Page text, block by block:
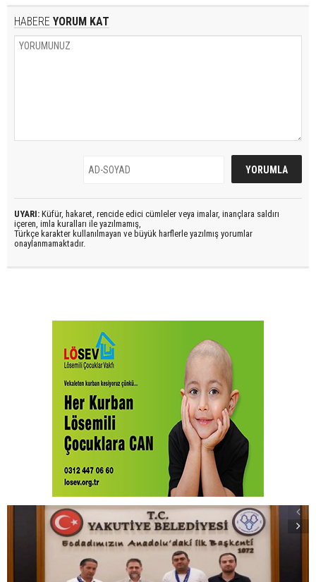
HABERE YORUM KAT
UYARI: Küfür, hakaret, rencide edici cümleler veya imalar, inançlara saldırı
içeren, imla kuralları ile yazılmamış,
Türkçe karakter kullanılmayan ve büyük harflerle yazılmış yorumlar
onaylanmamaktadır.